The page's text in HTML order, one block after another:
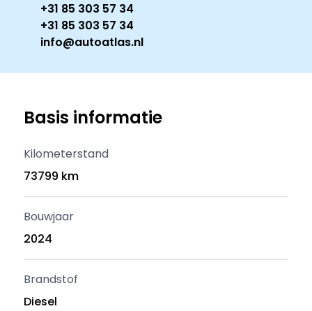
+31 85 303 57 34
+31 85 303 57 34
info@autoatlas.nl
Basis informatie
Kilometerstand
73799 km
Bouwjaar
2024
Brandstof
Diesel